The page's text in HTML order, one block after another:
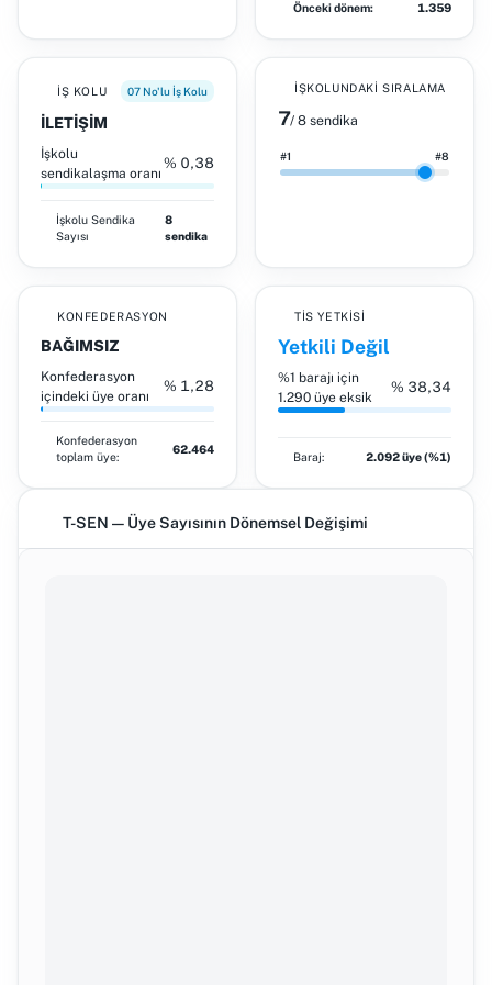
Önceki dönem: 1.359
İŞ KOLU 07 No'lu İş Kolu
İLETİŞİM
İşkolu
sendikalaşma oranı
% 0,38
İşkolu Sendika
Sayısı
8
sendika
İŞKOLUNDAKI SIRALAMA
7/ 8 sendika
#1 #8
KONFEDERASYON
BAĞIMSIZ
Konfederasyon
içindeki üye oranı
% 1,28
Konfederasyon
toplam üye:
62.464
TİS YETKISI
Yetkili Değil
%1 barajı için
1.290 üye eksik
% 38,34
Baraj: 2.092 üye (%1)
T-SEN — Üye Sayısının Dönemsel Değişimi